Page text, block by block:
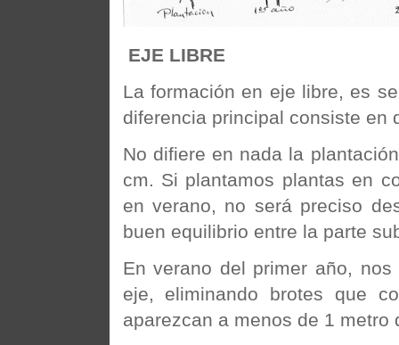
EJE LIBRE
La formación en eje libre, es
diferencia principal consiste en
No difiere en nada la
cm. Si plantamos plantas en
en verano, no será preciso
buen equilibrio entre la parte
En verano del primer año,
eje, eliminando brotes que
aparezcan a menos de 1